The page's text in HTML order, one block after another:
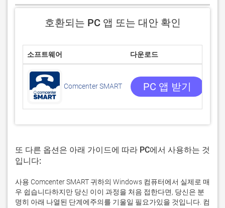
호환되는 PC 앱 또는 대안 확인
소프트웨어 다운로드
Comcenter SMART PC 앱 받기
또 다른 옵션은 아래 가이드에 따라 PC에서 사용하는 것
입니다:
사용 Comcenter SMART 귀하의 Windows 컴퓨터에서 실제로 매
우 쉽습니다하지만 당신 이이 과정을 처음 접한다면, 당신은 분
명히 아래 나열된 단계에주의를 기울일 필요가있을 것입니다. 컴